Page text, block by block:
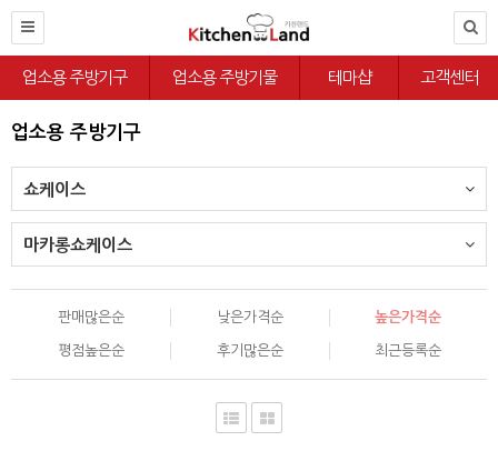
업소용 주방기구 업소용 주방기물 테마샵 고객센터
업소용 주방기구
쇼케이스
마카롱쇼케이스
판매많은순 낮은가격순 높은가격순
평점높은순 후기많은순 최근등록순